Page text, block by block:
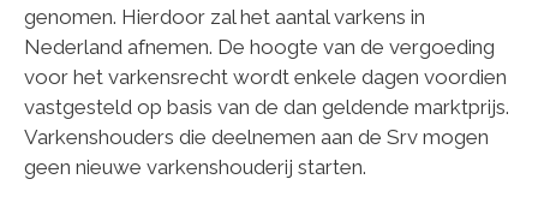
genomen. Hierdoor zal het aantal varkens in
Nederland afnemen. De hoogte van de vergoeding
voor het varkensrecht wordt enkele dagen voordien
vastgesteld op basis van de dan geldende marktprijs.
Varkenshouders die deelnemen aan de Srv mogen
geen nieuwe varkenshouderij starten.